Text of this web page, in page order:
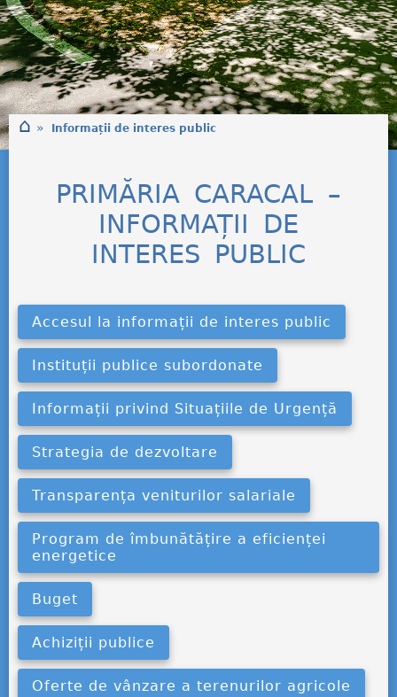
⌂ » Informații de interes public
PRIMĂRIA CARACAL –
INFORMAȚII DE
INTERES PUBLIC
Accesul la informații de interes public
Instituții publice subordonate
Informații privind Situațiile de Urgență
Strategia de dezvoltare
Transparența veniturilor salariale
Program de îmbunătățire a eficienței
energetice
Buget
Achiziții publice
Oferte de vânzare a terenurilor agricole